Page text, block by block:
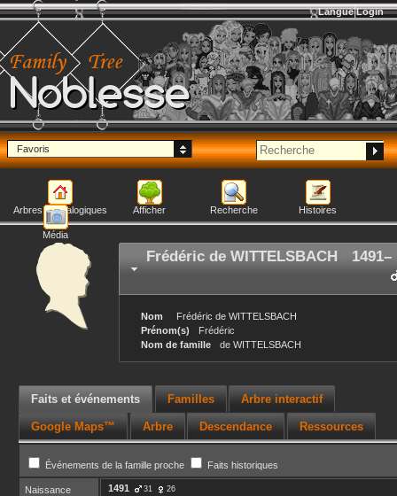
Noblesse
Langue Login
Favoris
Arbres généalogiques Afficher Recherche Histoires
Média
Frédéric de WITTELSBACH 1491–
Nom Frédéric de WITTELSBACH
Prénom(s)
Frédéric
Nom de famille
de WITTELSBACH
Faits et événements Familles Arbre interactif
Google Maps™ Arbre Descendance Ressources
Événements de la famille proche Faits historiques
Naissance 1491 31 26